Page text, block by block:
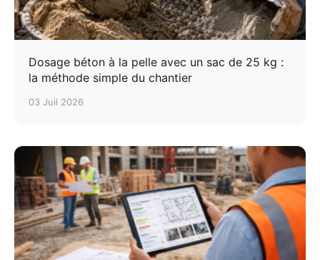
Dosage béton à la pelle avec un sac de 25 kg :
la méthode simple du chantier
03 Juil 2026